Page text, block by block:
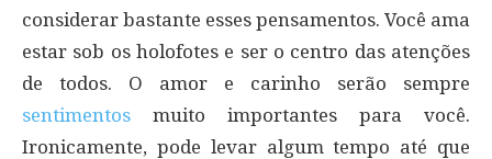
considerar bastante esses pensamentos. Você ama
estar sob os holofotes e ser o centro das atenções
de todos. O amor e carinho serão sempre
sentimentos muito importantes para você.
Ironicamente, pode levar algum tempo até que